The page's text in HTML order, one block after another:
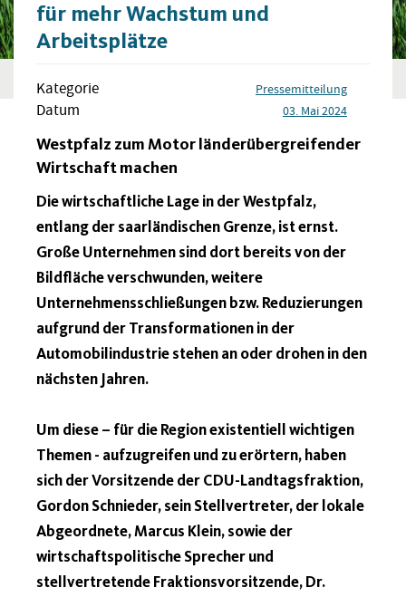
für mehr Wachstum und
Arbeitsplätze
Kategorie Pressemitteilung
Datum 03. Mai 2024
Westpfalz zum Motor länderübergreifender
Wirtschaft machen
Die wirtschaftliche Lage in der Westpfalz,
entlang der saarländischen Grenze, ist ernst.
Große Unternehmen sind dort bereits von der
Bildfläche verschwunden, weitere
Unternehmensschließungen bzw. Reduzierungen
aufgrund der Transformationen in der
Automobilindustrie stehen an oder drohen in den
nächsten Jahren.
Um diese – für die Region existentiell wichtigen
Themen - aufzugreifen und zu erörtern, haben
sich der Vorsitzende der CDU-Landtagsfraktion,
Gordon Schnieder, sein Stellvertreter, der lokale
Abgeordnete, Marcus Klein, sowie der
wirtschaftspolitische Sprecher und
stellvertretende Fraktionsvorsitzende, Dr.